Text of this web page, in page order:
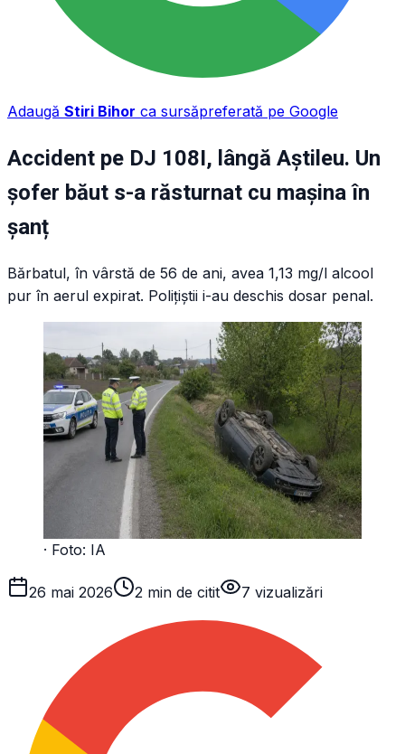
Adaugă Stiri Bihor ca sursăpreferată pe Google
Accident pe DJ 108I, lângă Aștileu. Un
șofer băut s-a răsturnat cu mașina în
șanț
Bărbatul, în vârstă de 56 de ani, avea 1,13 mg/l alcool
pur în aerul expirat. Polițiștii i-au deschis dosar penal.
· Foto: IA
26 mai 2026 2 min de citit 7 vizualizări